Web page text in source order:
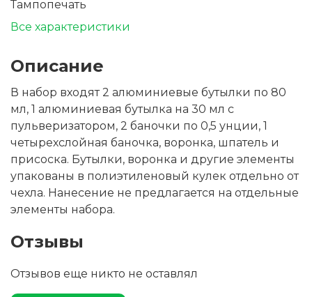
Тампопечать
Все характеристики
Описание
В набор входят 2 алюминиевые бутылки по 80
мл, 1 алюминиевая бутылка на 30 мл с
пульверизатором, 2 баночки по 0,5 унции, 1
четырехслойная баночка, воронка, шпатель и
присоска. Бутылки, воронка и другие элементы
упакованы в полиэтиленовый кулек отдельно от
чехла. Нанесение не предлагается на отдельные
элементы набора.
Отзывы
Отзывов еще никто не оставлял